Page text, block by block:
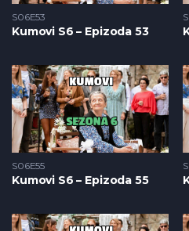
S06E53
Kumovi S6 – Epizoda 53
S06E55
Kumovi S6 – Epizoda 55